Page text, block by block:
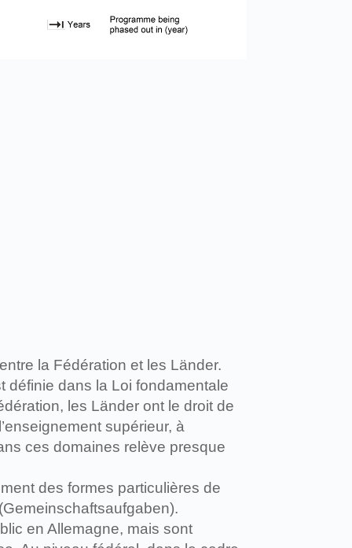
la Fédération et les Länder.
définie dans la Loi fondamentale
les Länder ont le droit de
supérieur, à
ces domaines relève presque
des formes particulières de
en Allemagne, mais sont